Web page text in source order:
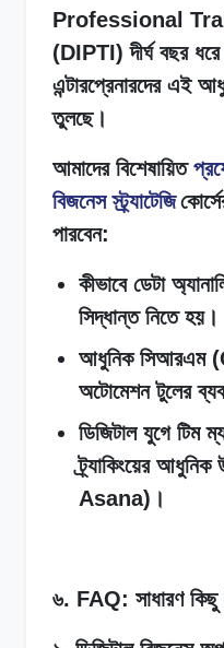
Professional
(DIPTI) দীর্ঘ বছর
এন্টারপ্রেনারদের এই
তুলছে।
আমাদের বিশেষায়িত
বিজনেস স্ট্র্যাটেজি
পারবেন:
কীভাবে ডেটা
সিদ্ধান্ত নিতে হয়।
আধুনিক সিআরএম
অটোমেশন টুলের
ডিজিটাল যুগে টিম
ট্র্যাকিংয়ের
Asana)।
৬. FAQ: সাধারণ কিছু